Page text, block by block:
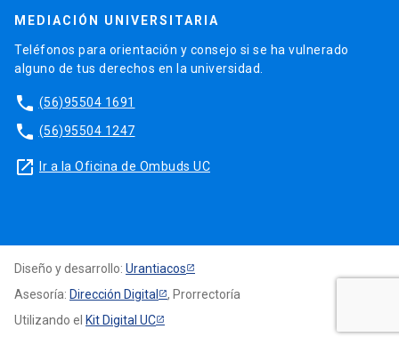
MEDIACIÓN UNIVERSITARIA
Teléfonos para orientación y consejo si se ha vulnerado
alguno de tus derechos en la universidad.
phone (56)95504 1691
phone (56)95504 1247
launch Ir a la Oficina de Ombuds UC
Diseño y desarrollo: Urantiacos
Asesoría: Dirección Digital
, Prorrectoría
Utilizando el Kit Digital UC